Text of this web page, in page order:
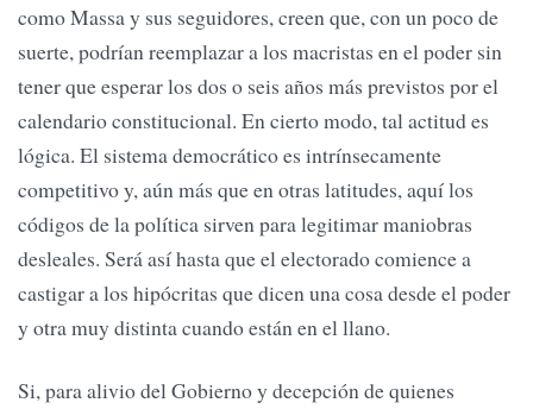
como Massa y sus seguidores, creen que, con un poco de
suerte, podrían reemplazar a los macristas en el poder sin
tener que esperar los dos o seis años más previstos por el
calendario constitucional. En cierto modo, tal actitud es
lógica. El sistema democrático es intrínsecamente
competitivo y, aún más que en otras latitudes, aquí los
códigos de la política sirven para legitimar maniobras
desleales. Será así hasta que el electorado comience a
castigar a los hipócritas que dicen una cosa desde el poder
y otra muy distinta cuando están en el llano.
Si, para alivio del Gobierno y decepción de quienes